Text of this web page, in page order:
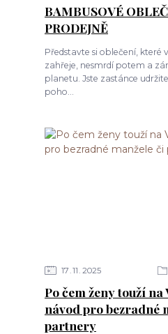
BAMBUSOVÉ
PRODEJNĚ
Představte si oblečení, které
zahřeje, nesmrdí potem a
planetu. Jste zastánce
poho...
17 11 2025
Po čem ženy touží na
návod pro bezradné
partnery